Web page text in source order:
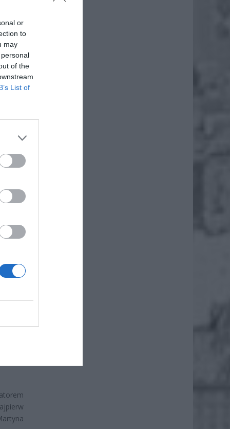
or
to
may
of the
List of
z
są